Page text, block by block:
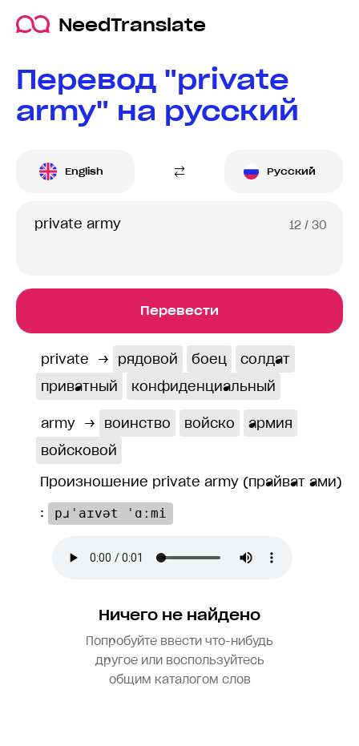
NeedTranslate
Перевод "private
army" на русский
English Русский
12 / 30
Перевести
private → рядовой боец
солдат
приватный
конфиденциальный
army → воинство войско
армия
войсковой
Произношение private army (прайват ами)
:
pɹˈaɪvət ˈɑːmi
Ничего не найдено
Попробуйте ввести что-нибудь
другое или воспользуйтесь
общим каталогом слов